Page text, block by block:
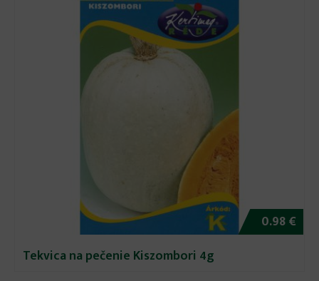
0.98 €
Tekvica na pečenie Kiszombori 4g